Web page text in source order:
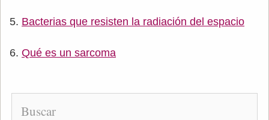
Bacterias que resisten la radiación del espacio
Qué es un sarcoma
Buscar